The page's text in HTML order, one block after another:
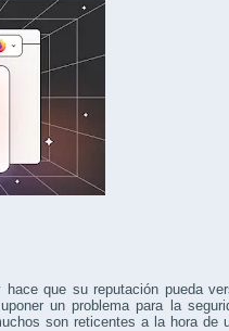
que su reputación pueda
un problema para la
son reticentes a la hora de